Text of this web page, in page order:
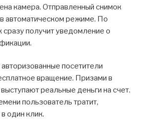
камера. Отправленный снимок
автоматическом режиме. По
сразу получит уведомление о
посетители
вращение. Призами в
реальные деньги на счет.
пользователь тратит,
один клик.